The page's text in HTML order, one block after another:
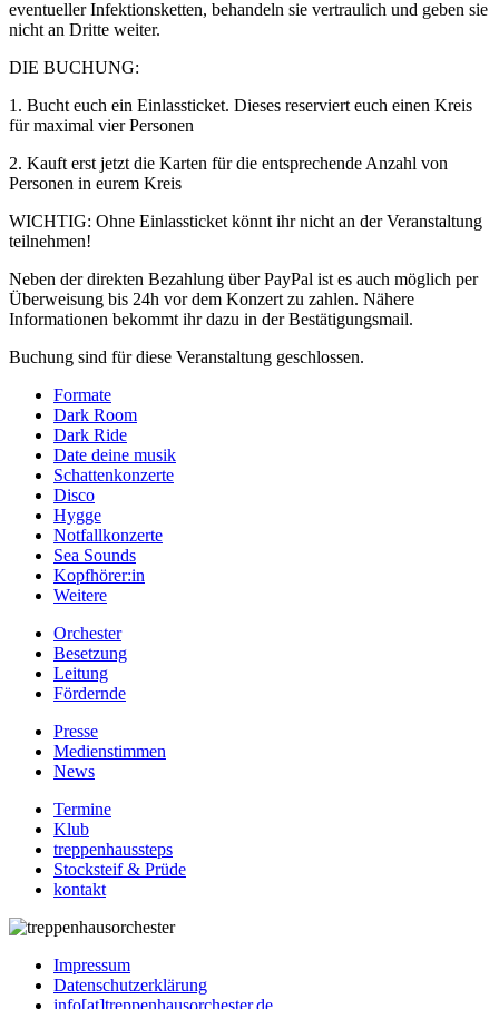
eventueller Infektionsketten, behandeln sie vertraulich und geben sie
nicht an Dritte weiter.
DIE BUCHUNG:
1. Bucht euch ein Einlassticket. Dieses reserviert euch einen Kreis
für maximal vier Personen
2. Kauft erst jetzt die Karten für die entsprechende Anzahl von
Personen in eurem Kreis
WICHTIG: Ohne Einlassticket könnt ihr nicht an der Veranstaltung
teilnehmen!
Neben der direkten Bezahlung über PayPal ist es auch möglich per
Überweisung bis 24h vor dem Konzert zu zahlen. Nähere
Informationen bekommt ihr dazu in der Bestätigungsmail.
Buchung sind für diese Veranstaltung geschlossen.
Formate
Dark Room
Dark Ride
Date deine musik
Schattenkonzerte
Disco
Hygge
Notfallkonzerte
Sea Sounds
Kopfhörer:in
Weitere
Orchester
Besetzung
Leitung
Fördernde
Presse
Medienstimmen
News
Termine
Klub
treppenhaussteps
Stocksteif & Prüde
kontakt
Impressum
Datenschutzerklärung